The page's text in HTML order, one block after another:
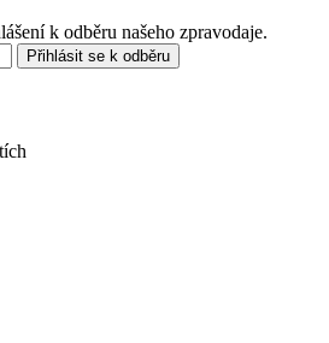
k odběru našeho zpravodaje.
Přihlásit se k odběru